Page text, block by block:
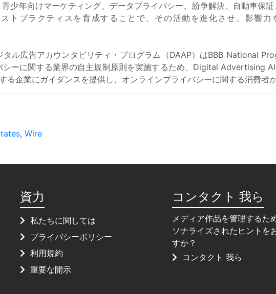
少年向けマーケティング、データプライバシー、紛争解決、自動車保
トプラクティスを育成することで、その活動を進化させ、影響力
タル広告アカウンタビリティ・プログラム（DAAP）はBBB National
シーに関する業界の自主規制原則を実施するため、Digital Advertising
る企業にガイダンスを提供し、オンラインプライバシーに関する消費者
, Wire
資力
私たちに関しては
プライバシーポリシー
利用規約
重要な開示
コンタクト 我ら
メディア作品を管理するた
ソナライズされたヒントを
すか？
コンタクト 我ら